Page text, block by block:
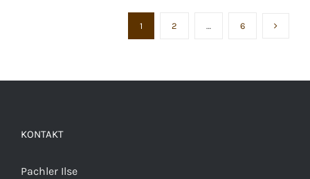
1 2 … 6
KONTAKT
Pachler Ilse